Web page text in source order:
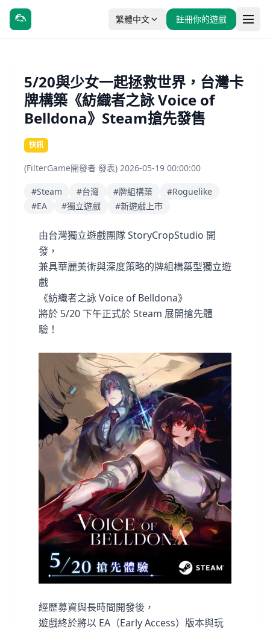
繁體中文 註冊你的遊戲
5/20與少女一起拯救世界，台灣卡
牌構築《紡織者之詠 Voice of
Belldona》Steam搶先發售
快訊
(FilterGame開發者 發表) 2026-05-19 00:00:00
#Steam #台灣 #牌組構築
#Roguelike
#EA
#獨立遊戲 #新遊戲上市
由台灣獨立遊戲團隊 StoryCropStudio 開
發，
兼具華麗美術與深度策略的牌組構築型獨立遊
戲
《紡織者之詠 Voice of Belldona》
將於 5/20 下午正式於 Steam 展開搶先體
驗！
經歷募資與長時間開發後，
遊戲終於將以 EA（Early Access）版本與玩